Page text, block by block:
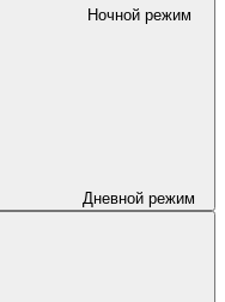
Ночной режим
Дневной режим